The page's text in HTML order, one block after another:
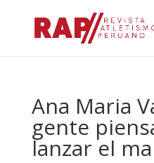
Ana Maria
gente
lanzar el